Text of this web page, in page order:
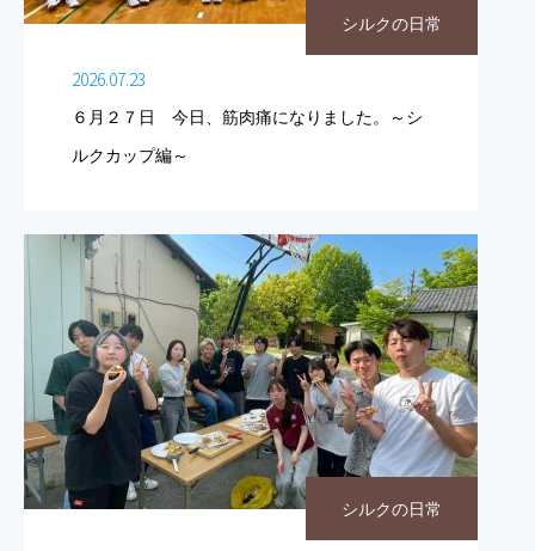
シルクの日常
2026.07.23
６月２７日 今日、筋肉痛になりました。～シ
ルクカップ編～
シルクの日常